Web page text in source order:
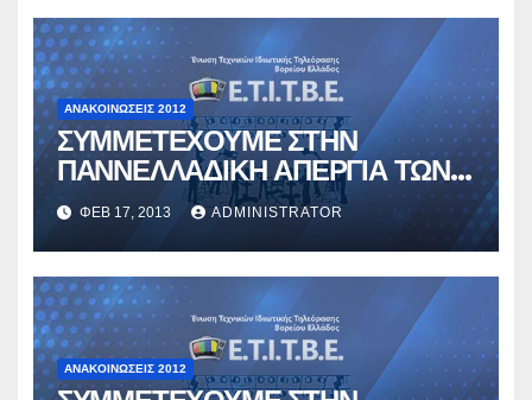
ΑΝΑΚΟΙΝΏΣΕΙΣ 2012
ΣΥΜΜΕΤΕΧΟΥΜΕ ΣΤΗΝ
ΠΑΝΝΕΛΛΑΔΙΚΗ ΑΠΕΡΓΙΑ ΤΩΝ
ΕΝΩΣΕΩΝ ΤΩΝ ΜΜΕ
ΦΕΒ 17, 2013 ADMINISTRATOR
ΑΝΑΚΟΙΝΏΣΕΙΣ 2012